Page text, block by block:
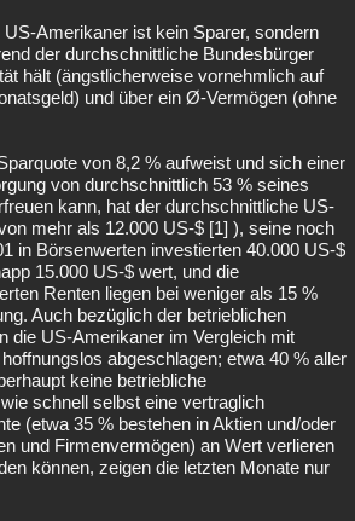
Amerikaner ist kein Sparer, sondern
der durchschnittliche Bundesbürger
hält (ängstlicherweise vornehmlich auf
und über ein Ø-Vermögen (ohne
von 8,2 % aufweist und sich einer
von durchschnittlich 53 % seines
kann, hat der durchschnittliche US-
mehr als 12.000 US-$ [1] ), seine noch
in Börsenwerten investierten 40.000 US-$
15.000 US-$ wert, und die
Renten liegen bei weniger als 15 %
Auch bezüglich der betrieblichen
die US-Amerikaner im Vergleich mit
abgeschlagen; etwa 40 % aller
keine betriebliche
schnell selbst eine vertraglich
(etwa 35 % bestehen in Aktien und/oder
und Firmenvermögen) an Wert verlieren
können, zeigen die letzten Monate nur